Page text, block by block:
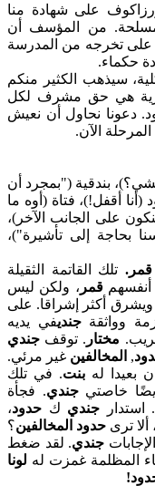
على شهادة منا
من المؤسف أن
على تخرجه من المدرسة
حكماء.
سيذهب الكثير منكم
هي حق مشرف لكل
دعونا نحاول أن نعيش
الآن.
بندقية ("بمجرد أن
(أنا أقفل!)، فتاة (أوه ما
على الجانب الآخر)،
بحاجة إلى تأشيرة")،
قمر. تلك القاتمة الثقيلة
أنفسهمقمر ، ولكن ليس
ويشرق أكثر إشراقا. على
وواثقةجنديفي يديه
مختار . توقف جندي
, المخالفين غير مرئي.
بعيدا له بنت. في تلك
خاصتيجندي. فجأة
. استدار جندي ك حدود،
ترى حدود المخالفين؟
جندي. لقد ضغط
المظلمة غمزت له لونا